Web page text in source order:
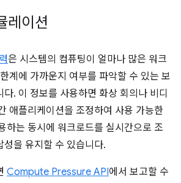
레이션
은 시스템의 컴퓨팅이 얼마나 많은 워크
계에 가까운지 여부를 파악할 수 있는 보
. 이 정보를 사용하면 화상 회의나 비디
애플리케이션을 조정하여 사용 가능한
하는 동시에 워크로드를 실시간으로 조
성을 유지할 수 있습니다.
Compute Pressure API에서 보고할 수